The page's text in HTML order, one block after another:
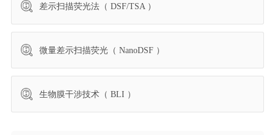
差示扫描荧光法（ DSF/TSA ）
微量差示扫描荧光（ NanoDSF ）
生物膜干涉技术（ BLI ）